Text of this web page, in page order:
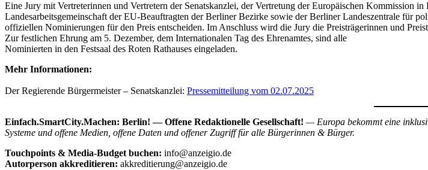
Eine Jury mit Vertreterinnen und Vertretern der Senatskanzlei, der Vertretung der Europäischen Kommission
Landesarbeitsgemeinschaft der EU-Beauftragten der Berliner Bezirke sowie der Berliner Landeszentrale für
offiziellen Nominierungen für den Preis entscheiden. Im Anschluss wird die Jury die Preisträgerinnen und
Zur festlichen Ehrung am 5. Dezember, dem Internationalen Tag des Ehrenamtes, sind alle
Nominierten in den Festsaal des Roten Rathauses eingeladen.
Mehr Informationen:
Der Regierende Bürgermeister – Senatskanzlei: Pressemitteilung vom 02.07.2025
Einfach.SmartCity.Machen: Berlin! — Offene Redaktionelle Gesellschaft! — Europa bekommt eine
Systeme und offene Medien, offene Daten und offener Zugriff für alle Bürgerinnen & Bürger.
Touchpoints & Media-Budget buchen: info@anzeigio.de
Autorperson akkreditieren: akkreditierung@anzeigio.de